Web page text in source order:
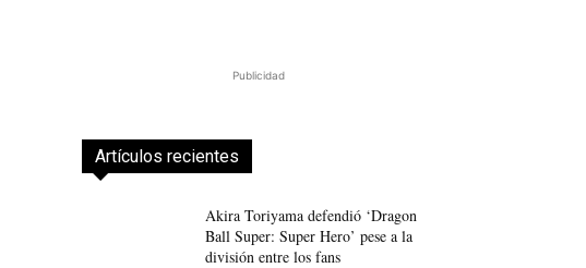
Publicidad
Artículos recientes
Akira Toriyama defendió ‘Dragon
Ball Super: Super Hero’ pese a la
división entre los fans